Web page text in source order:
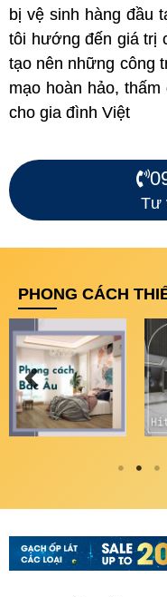
bị vệ sinh hàng đầu
tôi hướng đến giá trị
tạo nên những công
mạo hoàn hảo,
cho gia đình Việt
Tư
PHONG CÁCH